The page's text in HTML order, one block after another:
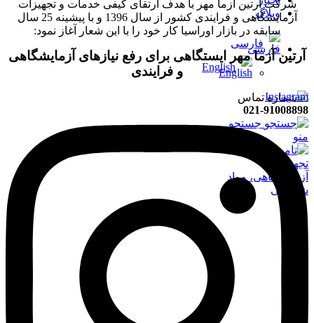
وبلاگ
فارسی
English
021-91008898
جستجو
منو
شرکت آرتین آزما مهر با هدف ارتقای کیفی خدمات و تجهیزات
آزمایشگاهی و فرایندی کشور از سال 1396 و با پیشینه 25 سال
سابقه در بازار اوراسیا کار خود را با این شعار آغاز نمود:
آرتین آزما مهر ایستگاهی برای رفع نیازهای آزمایشگاهی
و فرایندی
Instagram